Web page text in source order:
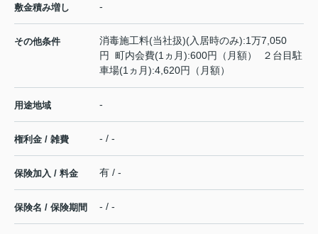
敷金積み増し -
その他条件
消毒施工料(当社扱)(入居時のみ):1万7,050
円 町内会費(1ヵ月):600円（月額） ２台目駐
車場(1ヵ月):4,620円（月額）
用途地域 -
権利金 / 雑費 - / -
保険加入 / 料金 有 / -
保険名 / 保険期間 - / -